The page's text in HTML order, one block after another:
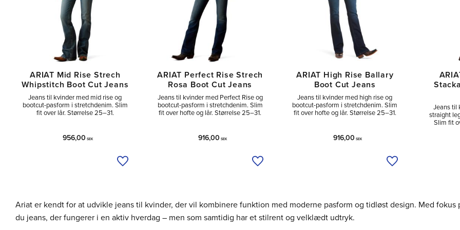
ARIAT Mid Rise Strech
Whipstitch Boot Cut Jeans
Jeans til kvinder med mid rise og
bootcut-pasform i stretchdenim. Slim
fit over lår. Størrelse 25–31.
956,00 SEK
Tilføj til ønskeliste
ARIAT Perfect Rise Strech
Rosa Boot Cut Jeans
Jeans til kvinder med Perfect Rise og
bootcut-pasform i stretchdenim. Slim
fit over hofte og lår. Størrelse 25–31.
916,00 SEK
Tilføj til ønskeliste
ARIAT High Rise Ballary
Boot Cut Jeans
Jeans til kvinder med high rise og
bootcut-pasform i stretchdenim. Slim
fit over hofte og lår. Størrelse 25–31.
916,00 SEK
Tilføj til ønskeliste
Jeans til
straight
Slim fit
Ariat er kendt for at udvikle jeans til kvinder, der vil kombinere funktion med moderne pasform og tidløst design. Med
du jeans, der fungerer i en aktiv hverdag – men som samtidig har et stilrent og velklædt udtryk.